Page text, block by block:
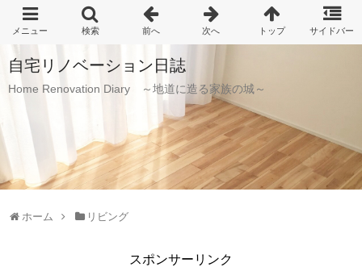
自宅リノベーション日誌
Home Renovation Diary ～地道に造る家族の城～
ホーム リビング
スポンサーリンク